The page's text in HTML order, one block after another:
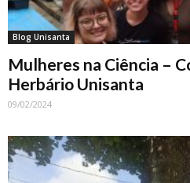
Blog Unisanta
Mulheres na Ciência –
Herbário Unisanta
09/02/2024